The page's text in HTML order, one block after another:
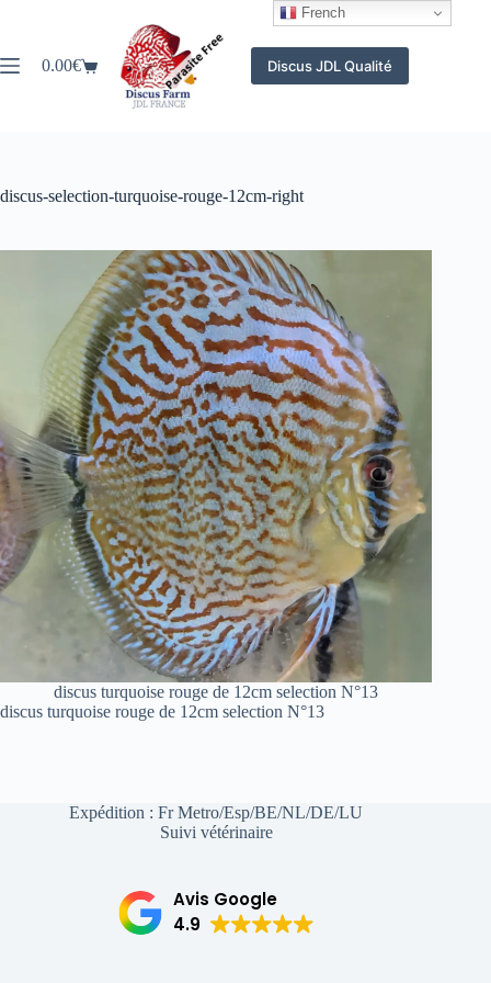
Panier
0.00€ Discus JDL Qualité
discus-selection-turquoise-rouge-12cm-right
discus turquoise rouge de 12cm selection N°13
discus turquoise rouge de 12cm selection N°13
Expédition : Fr Metro/Esp/BE/NL/DE/LU
Suivi vétérinaire
Avis Google
4.9
French